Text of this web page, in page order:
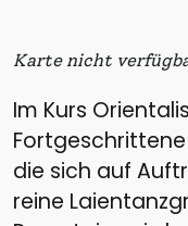
Karte nicht
Im Kurs
die sich auf
reine